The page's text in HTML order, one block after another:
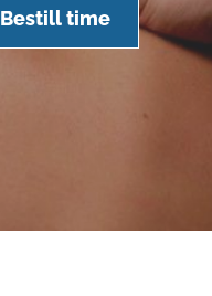
Bestill time